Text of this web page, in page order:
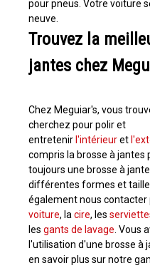
pour pneus. Votre voiture
neuve.
Trouvez la
jantes chez
Chez Meguiar's, vous
cherchez pour polir et
entretenir l'intérieuret
compris la brosse à jantes
toujours une brosse à
différentes formes et
également nous contacter
voiture, la cire, les
les gants de lavage . Vous
l'utilisation d'une brosse à
en savoir plus sur notre